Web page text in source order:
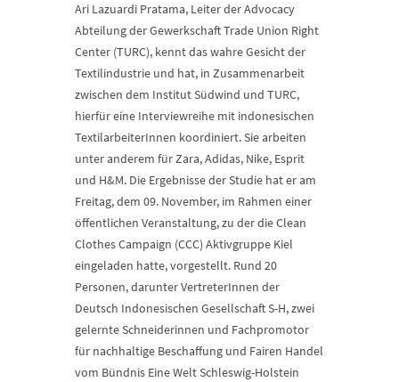
Ari Lazuardi Pratama, Leiter der Advocacy
Abteilung der Gewerkschaft Trade Union Right
Center (TURC), kennt das wahre Gesicht der
Textilindustrie und hat, in Zusammenarbeit
zwischen dem Institut Südwind und TURC,
hierfür eine Interviewreihe mit indonesischen
TextilarbeiterInnen koordiniert. Sie arbeiten
unter anderem für Zara, Adidas, Nike, Esprit
und H&M. Die Ergebnisse der Studie hat er am
Freitag, dem 09. November, im Rahmen einer
öffentlichen Veranstaltung, zu der die Clean
Clothes Campaign (CCC) Aktivgruppe Kiel
eingeladen hatte, vorgestellt. Rund 20
Personen, darunter VertreterInnen der
Deutsch Indonesischen Gesellschaft S-H, zwei
gelernte Schneiderinnen und Fachpromotor
für nachhaltige Beschaffung und Fairen Handel
vom Bündnis Eine Welt Schleswig-Holstein